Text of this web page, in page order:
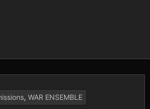
, WAR ENSEMBLE